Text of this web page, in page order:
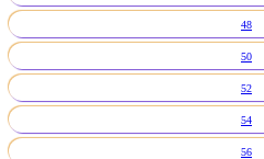
48
50
52
54
56